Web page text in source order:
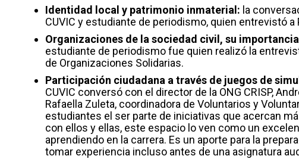
Identidad local y patrimonio inmaterial: la
CUVIC y estudiante de periodismo, quien entrevistó
Organizaciones de la sociedad civil, su
estudiante de periodismo fue quien realizó la
de Organizaciones Solidarias.
Participación ciudadana a través de juegos de
CUVIC conversó con el director de la ONG CRISP,
Rafaella Zuleta, coordinadora de Voluntarios y
estudiantes el ser parte de iniciativas que acercan
con ellos y ellas, este espacio lo ven como un
aprendiendo en la carrera. Es un aporte para la
tomar experiencia incluso antes de una asignatura